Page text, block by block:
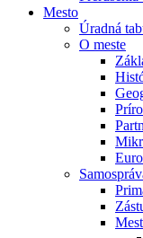
Mesto
Úradná
O meste